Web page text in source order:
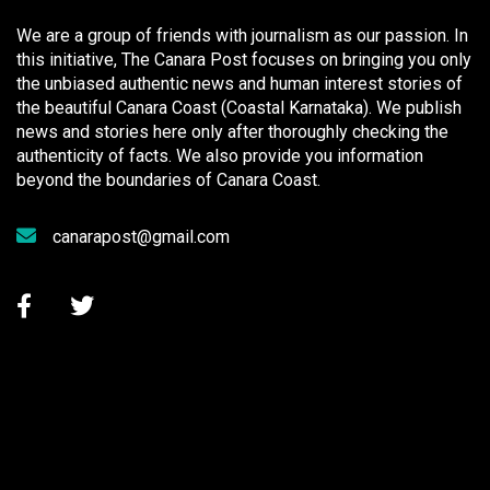
We are a group of friends with journalism as our passion. In
this initiative, The Canara Post focuses on bringing you only
the unbiased authentic news and human interest stories of
the beautiful Canara Coast (Coastal Karnataka). We publish
news and stories here only after thoroughly checking the
authenticity of facts. We also provide you information
beyond the boundaries of Canara Coast.
canarapost@gmail.com